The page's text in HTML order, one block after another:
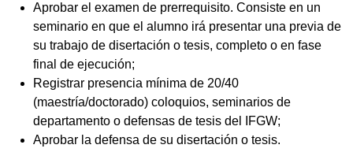
Aprobar el examen de prerrequisito. Consiste en un
seminario en que el alumno irá presentar una previa de
su trabajo de disertación o tesis, completo o en fase
final de ejecución;
Registrar presencia mínima de 20/40
(maestría/doctorado) coloquios, seminarios de
departamento o defensas de tesis del IFGW;
Aprobar la defensa de su disertación o tesis.